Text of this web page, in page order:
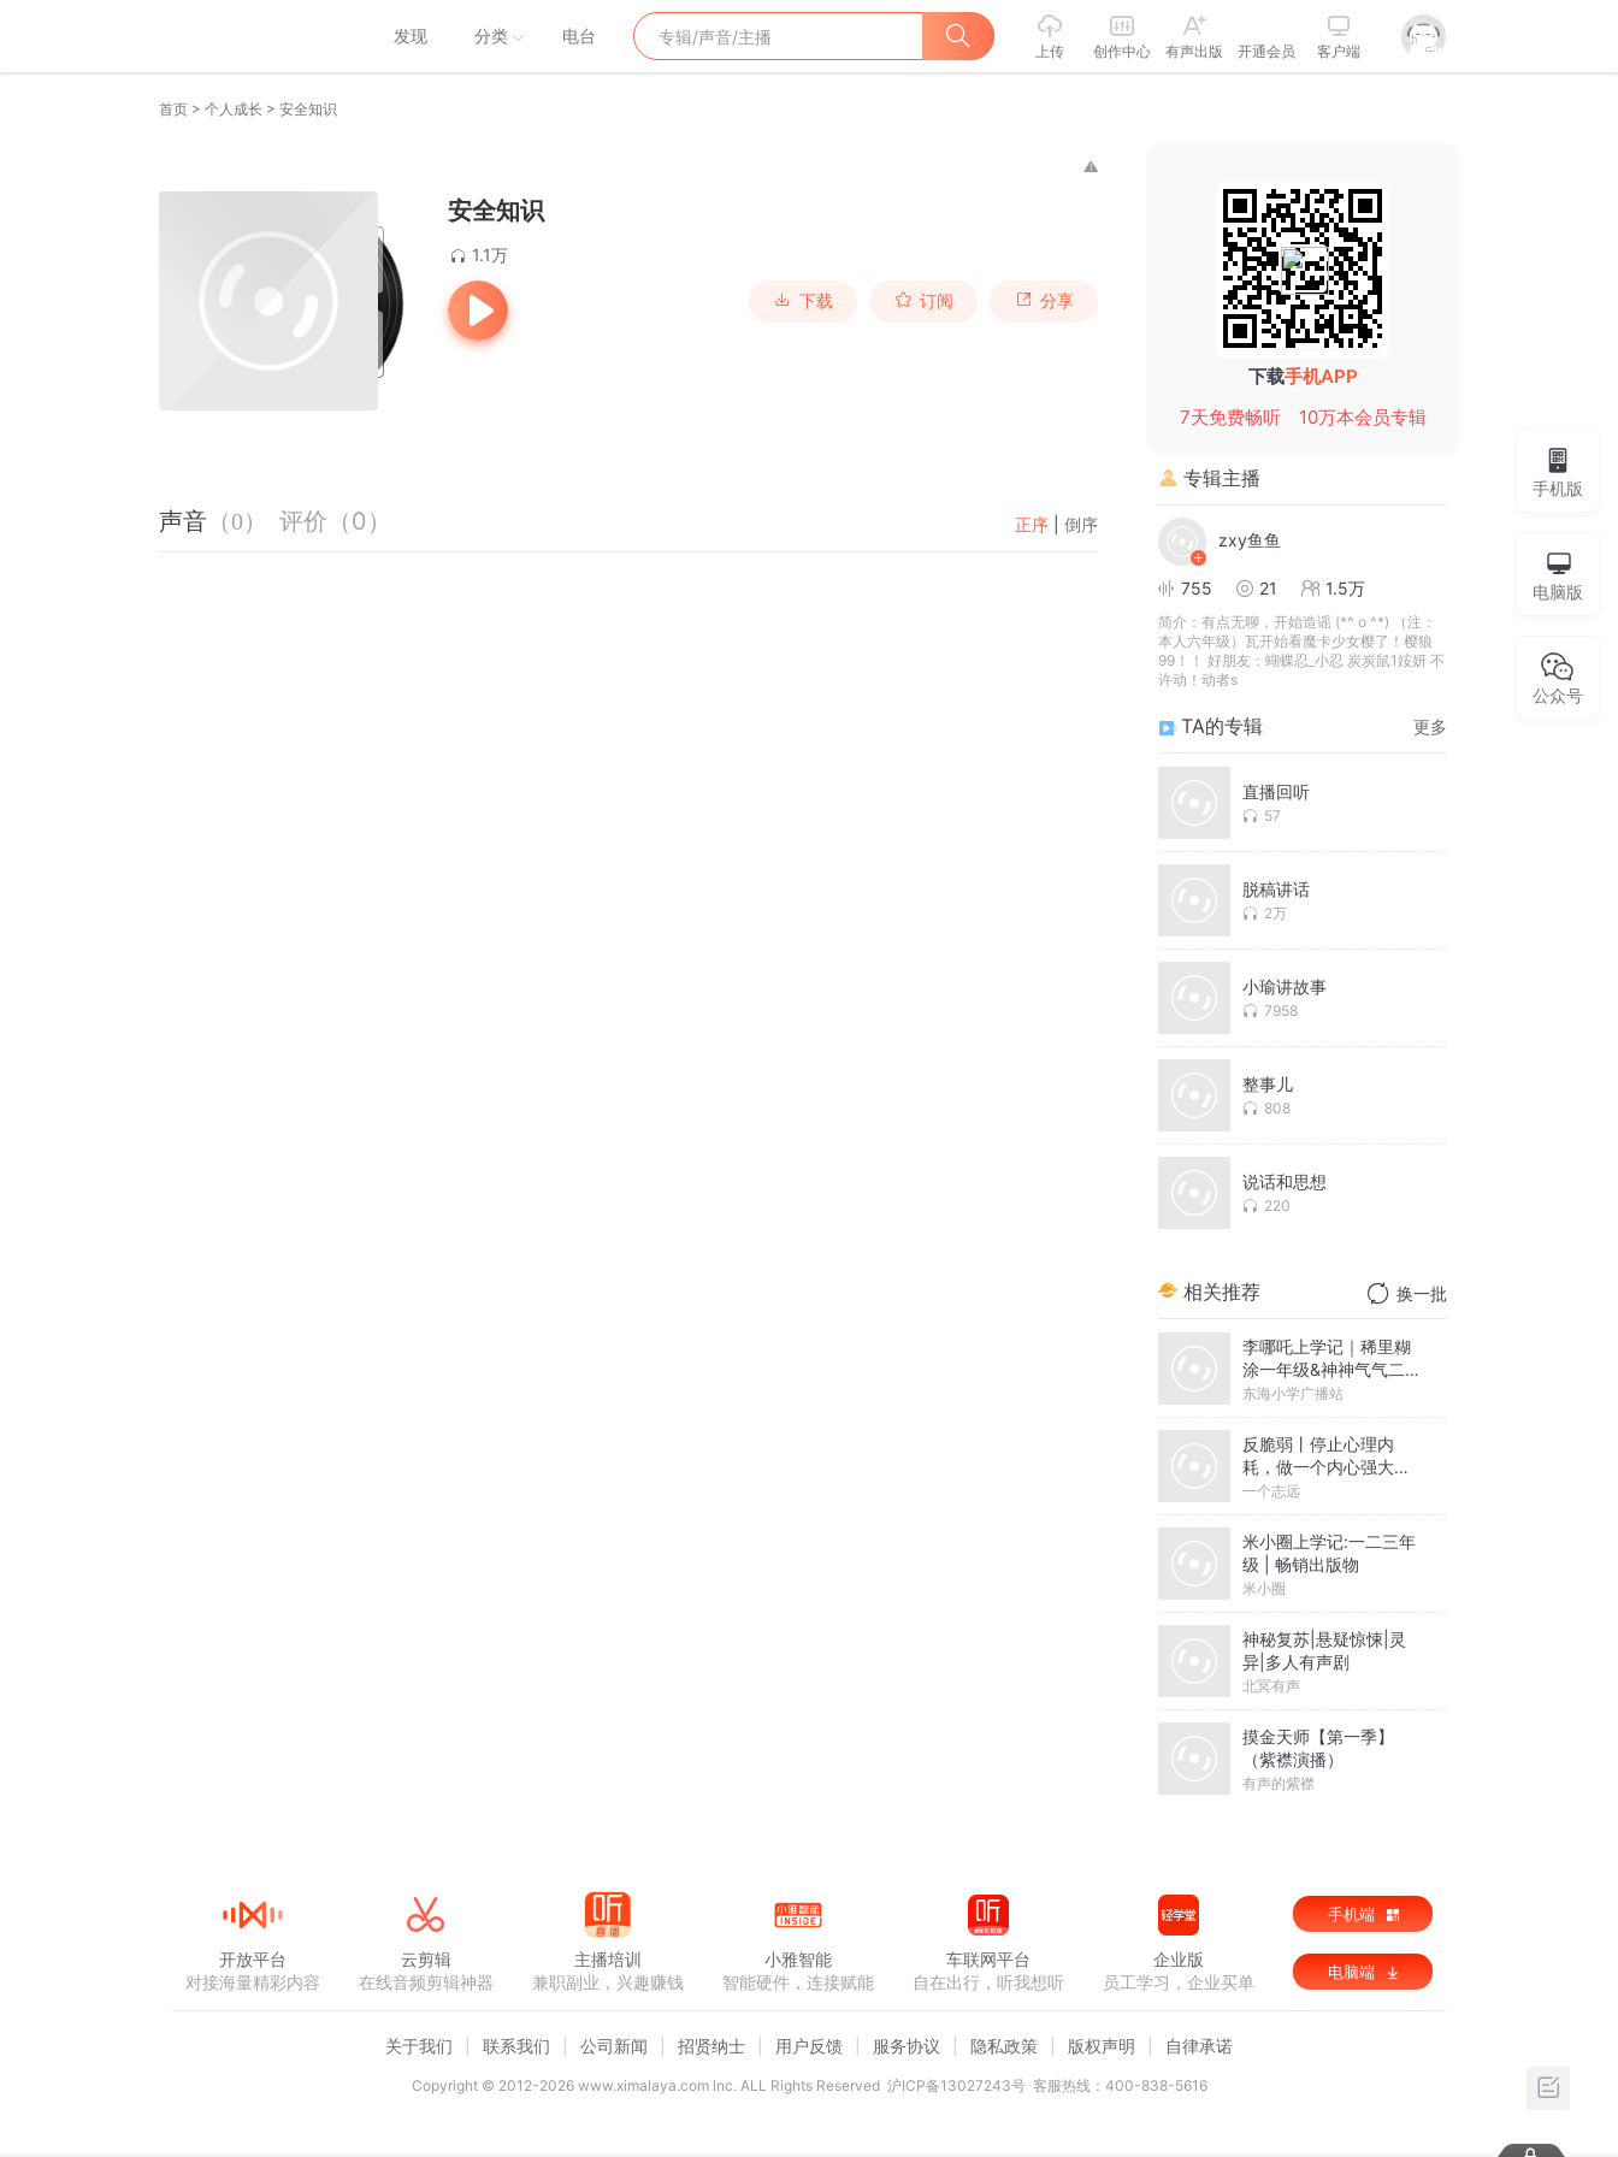
发现 分类 电台
上传 创作中心 有声出版 开通会员 客户端
首页 > 个人成长 > 安全知识
安全知识
1.1万
下载 订阅 分享
声音 （0） 评价 （0 ） 正序 倒序
下载手机APP
7天免费畅听
10万本会员专辑
专辑主播
zxy鱼鱼
755 21 1.5万
简介： 有点无聊，开始造谣 (*^ o ^*) （注：
本人六年级）瓦开始看魔卡少女樱了！樱狼
99！！ 好朋友：蝴蝶忍_小忍 炭炭鼠1姲妍 不
许动！动者s
TA的专辑 更多
直播回听
57
脱稿讲话
2万
小瑜讲故事
7958
整事儿
808
说话和思想
220
相关推荐 换一批
李哪吒上学记｜稀里糊
涂一年级&神神气气二年
级
东海小学广播站
反脆弱丨停止心理内
耗，做一个内心强大的
人丨一个志远演播
一个志远
米小圈上学记:一二三年
级 | 畅销出版物
米小圈
神秘复苏|悬疑惊悚|灵
异|多人有声剧
北冥有声
摸金天师【第一季】
（紫襟演播）
有声的紫襟
手机版
电脑版
公众号
开放平台
对接海量精彩内容
云剪辑
在线音频剪辑神器
主播培训
兼职副业，兴趣赚钱
小雅智能
智能硬件，连接赋能
车联网平台
自在出行，听我想听
企业版
员工学习，企业买单
手机端
电脑端
关于我们 联系我们 公司新闻 招贤纳士 用户反馈 服务协议 隐私政策 版权声明 自律承诺
Copyright © 2012-2026www.ximalaya.com lnc. ALL Rights Reserved 沪ICP备13027243号 客服热线：400-838-5616